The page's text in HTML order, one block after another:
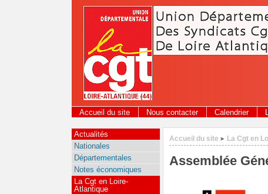
Panneau de gestion des cookies
Accueil du site Nous contacter Calendrier
Accueil du site > La Cgt en
Assemblée
Actualités
Nationales
Départementales
Notes économiques
La Cgt en Loire-
Atlantique